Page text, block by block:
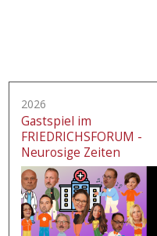
2026
Gastspiel im
FRIEDRICHSFORUM -
Neurosige Zeiten